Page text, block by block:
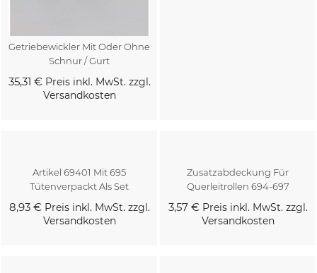
Getriebewickler Mit Oder Ohne
Schnur / Gurt
35,31 €Preis inkl. MwSt. zzgl.
Versandkosten
Artikel 69401 Mit 695
Tütenverpackt Als Set
8,93 €Preis inkl. MwSt. zzgl.
Versandkosten
Zusatzabdeckung Für
Querleitrollen 694-697
3,57 €Preis inkl. MwSt. zzgl.
Versandkosten